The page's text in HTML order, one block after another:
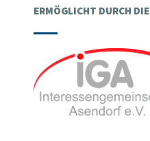
ERMÖGLICHT DURCH DIE